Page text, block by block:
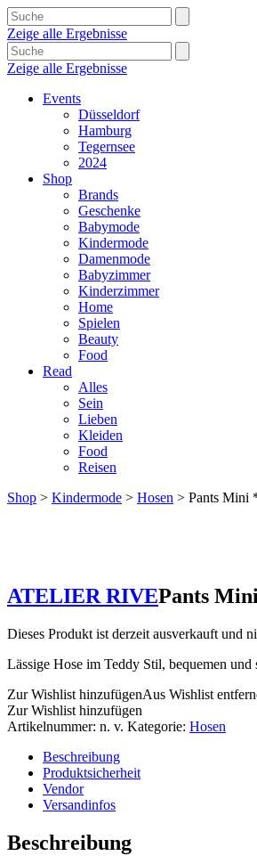
Zeige alle Ergebnisse
Zeige alle Ergebnisse
Events
Düsseldorf
Hamburg
Tegernsee
2024
Shop
Brands
Geschenke
Babymode
Kindermode
Damenmode
Babyzimmer
Kinderzimmer
Home
Spielen
Beauty
Food
Read
Alles
Sein
Lieben
Kleiden
Food
Reisen
Shop > Kindermode > Hosen > Pants Mini
ATELIER RIVEPants
Dieses Produkt ist derzeit ausverkauft und
Lässige Hose im Teddy Stil, bequemen
Zur Wishlist hinzufügenAus Wishlist
Zur Wishlist hinzufügen
Artikelnummer: n. v. Kategorie: Hosen
Beschreibung
Produktsicherheit
Vendor
Versandinfos
Beschreibung